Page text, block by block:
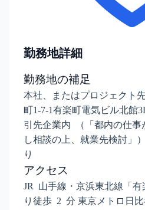
勤務地詳細
勤務地の補足
本社、またはプロジェクト
町1-7-1有楽町電気ビル北館
引先企業内 （「都内の仕事
し相談の上、就業先検討」
り
アクセス
JR 山手線・京浜東北線「
り徒歩 2 分 東京メトロ日